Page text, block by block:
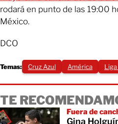
rodará en punto de las 19:00
México.
DCO
Temas: Cruz Azul América
TE
Fuera de
Gina